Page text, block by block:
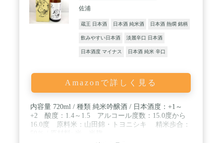
佐浦
蔵王 日本酒 日本酒 純米酒 日本酒 熱燗 銘柄
飲みやすい日本酒 淡麗辛口 日本酒
日本酒度 マイナス 日本酒 純米 辛口
Amazonで詳しく見る
内容量 720ml / 種類 純米吟醸酒 / 日本酒度：+1～
+2 酸度：1.4～1.5 アルコール度数：15.0度から
16.0度 原料米：山田錦・トヨニシキ 精米歩合：